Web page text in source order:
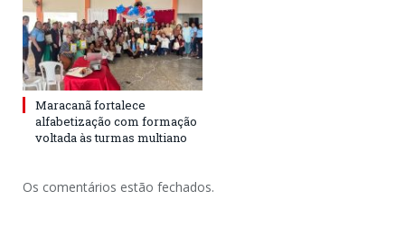
Maracanã fortalece
alfabetização com formação
voltada às turmas multiano
Os comentários estão fechados.